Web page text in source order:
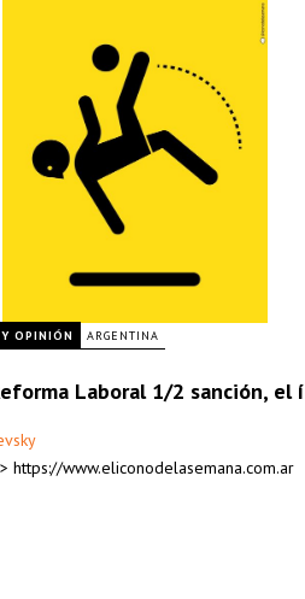
OPINIÓN ARGENTINA
Laboral 1/2 sanción, el
https://www.eliconodelasemana.com.ar